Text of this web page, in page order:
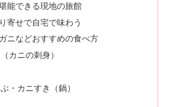
能できる現地の旅館
寄せで自宅で味わう
ニなどおすすめの食べ方
カニの刺身）
・カニすき（鍋）